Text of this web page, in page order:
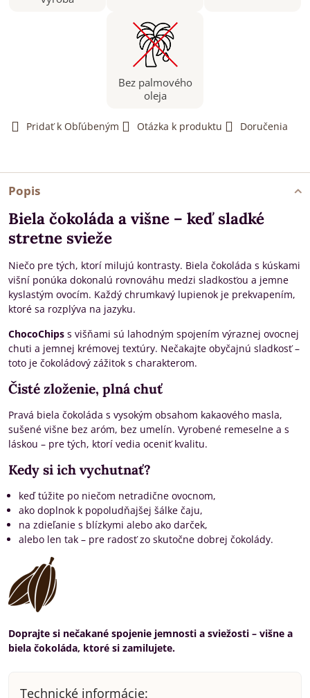
Bez palmového
oleja
Pridať k Obľúbeným Otázka k produktu Doručenia
Popis
Biela čokoláda a višne – keď sladké
stretne svieže
Niečo pre tých, ktorí milujú kontrasty. Biela čokoláda s kúskami
višní ponúka dokonalú rovnováhu medzi sladkosťou a jemne
kyslastým ovocím. Každý chrumkavý lupienok je prekvapením,
ktoré sa rozplýva na jazyku.
ChocoChips s višňami sú lahodným spojením výraznej ovocnej
chuti a jemnej krémovej textúry. Nečakajte obyčajnú sladkosť –
toto je čokoládový zážitok s charakterom.
Čisté zloženie, plná chuť
Pravá biela čokoláda s vysokým obsahom kakaového masla,
sušené višne bez aróm, bez umelín. Vyrobené remeselne a s
láskou – pre tých, ktorí vedia oceniť kvalitu.
Kedy si ich vychutnať?
keď túžite po niečom netradične ovocnom,
ako doplnok k popoludňajšej šálke čaju,
na zdieľanie s blízkymi alebo ako darček,
alebo len tak – pre radosť zo skutočne dobrej čokolády.
Doprajte si nečakané spojenie jemnosti a sviežosti – višne a
biela čokoláda, ktoré si zamilujete.
Technické informácie: